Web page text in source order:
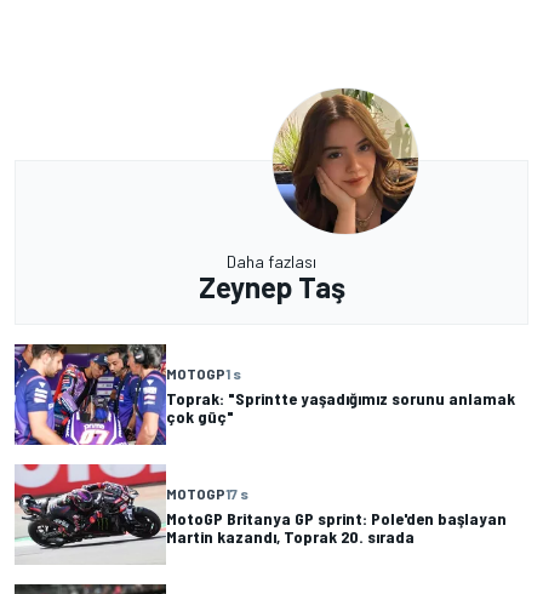
Daha fazlası
Zeynep Taş
MOTOGP1 s
Toprak: "Sprintte yaşadığımız sorunu anlamak
çok güç"
MOTOGP17 s
MotoGP Britanya GP sprint: Pole'den başlayan
Martin kazandı, Toprak 20. sırada